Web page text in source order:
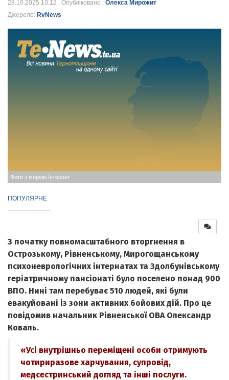
28.10.2025 10:12 Опубліковано : Олекса Мирожит
Джерело: RvNews
Фото з мережі Інтернет
ПОПУЛЯРНЕ
З початку повномасштабного вторгнення в
Острозькому, Рівненському, Мирогощанському
психоневрологічних інтернатах та Здолбунівському
геріатричному пансіонаті було поселено понад 900
ВПО. Нині там перебуває 510 людей, які були
евакуйовані із зони активних бойових дій. Про це
повідомив начальник Рівненської ОВА Олександр
Коваль.
«Усі внутрішньо переміщені особи отримують
чотириразове харчування, супровід,
медсестринський догляд та інші послуги.